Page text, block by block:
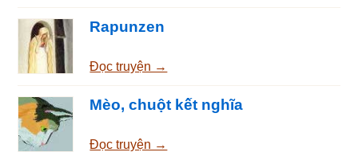
Rapunzen
Đọc truyện →
Mèo, chuột kết nghĩa
Đọc truyện →